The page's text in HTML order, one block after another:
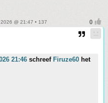
@ 21:47 • 137
21:46 schreef Firuze60 het